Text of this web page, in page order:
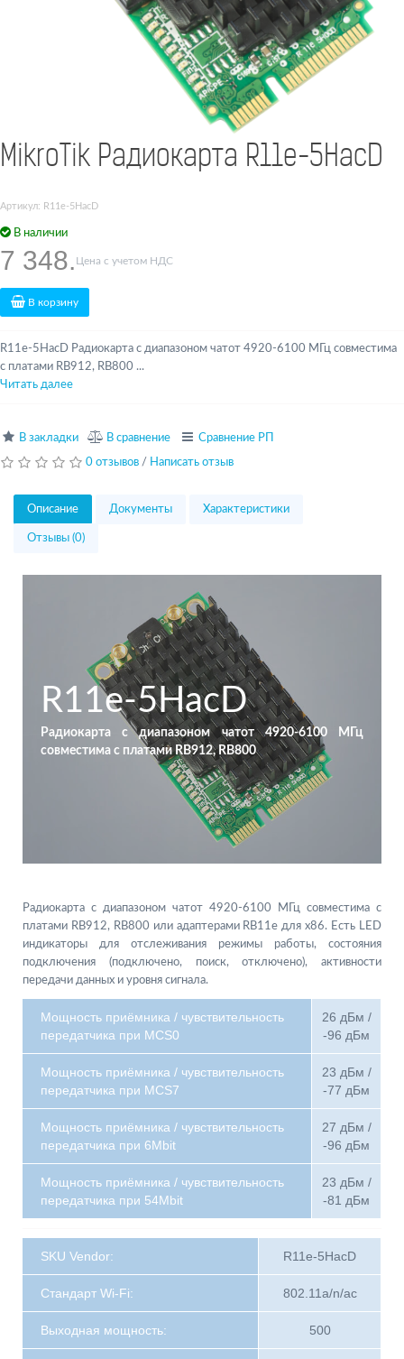
MikroTik Радиокарта R11e-5HacD
Артикул: R11e-5HacD
В наличии
7 348. Цена с учетом НДС
В корзину
R11e-5HacD Радиокарта с диапазоном чатот 4920-6100 МГц совместима
с платами RB912, RB800 ...
Читать далее
В закладки В сравнение Сравнение РП
0 отзывов / Написать отзыв
Описание Документы Характеристики
Отзывы (0)
R11e-5HacD
Радиокарта с диапазоном чатот 4920-6100 МГц
совместима с платами RB912, RB800
Радиокарта с диапазоном чатот 4920-6100 МГц совместима с
платами RB912, RB800 или адаптерами RB11e для x86. Есть LED
индикаторы для отслеживания режимы работы, состояния
подключения (подключено, поиск, отключено), активности
передачи данных и уровня сигнала.
Мощность приёмника / чувствительность
передатчика при MCS0
26 дБм /
-96 дБм
Мощность приёмника / чувствительность
передатчика при MCS7
23 дБм /
-77 дБм
Мощность приёмника / чувствительность
передатчика при 6Mbit
27 дБм /
-96 дБм
Мощность приёмника / чувствительность
передатчика при 54Mbit
23 дБм /
-81 дБм
SKU Vendor: R11e-5HacD
Стандарт Wi-Fi: 802.11a/n/aс
Выходная мощность: 500